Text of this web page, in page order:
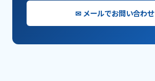
✉ メールでお問い合わせ